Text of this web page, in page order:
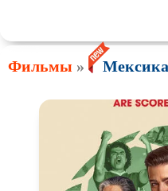
Фильмы »